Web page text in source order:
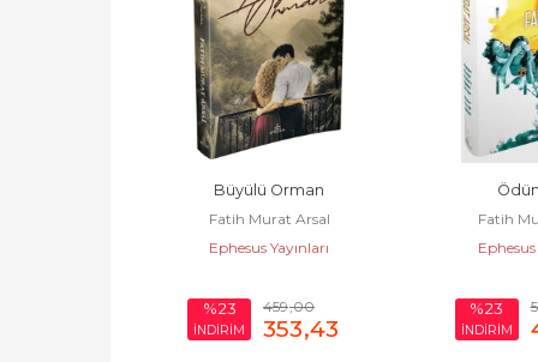
Büyülü Orman
Fatih Murat Arsal
Ephesus Yayınları
%23
İNDİRİM
459,00
353,43
Fatih
Ephesus
%23
İNDİRİM